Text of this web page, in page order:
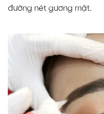
đường nét gương mặt.